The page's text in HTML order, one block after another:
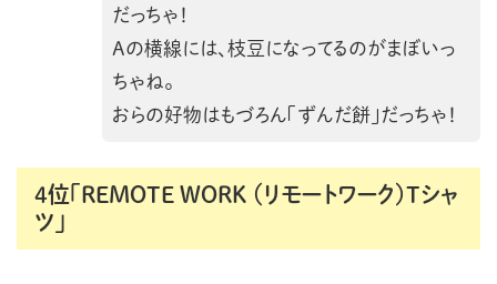
だっちゃ！
Aの横線には、枝豆になってるのがまぼいっ
ちゃね。
おらの好物はもづろん「ずんだ餅」だっちゃ！
4位「REMOTE WORK （リモートワーク）Tシャ
ツ」